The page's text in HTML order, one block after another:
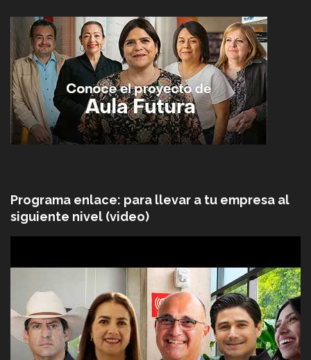
Programa enlace: para llevar a tu empresa al
siguiente nivel (video)